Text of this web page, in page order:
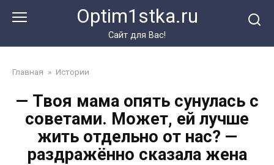
Optim1stka.ru
Сайт для Вас!
Главная » Истории
— Твоя мама опять сунулась с
советами. Может, ей лучше
жить отдельно от нас? —
раздражённо сказала жена